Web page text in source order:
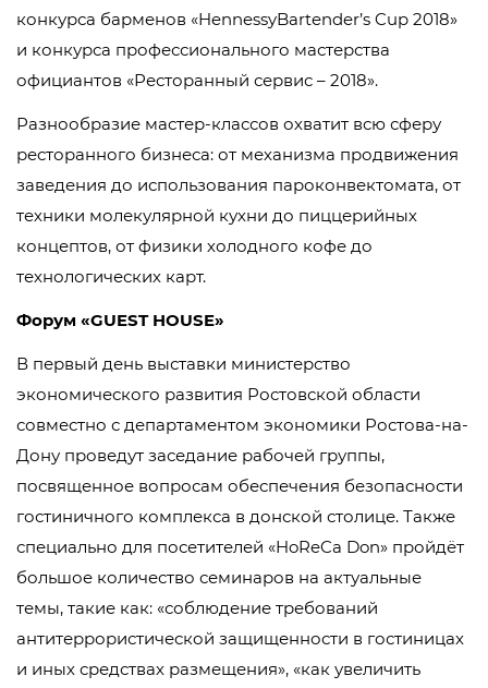
конкурса барменов «HennessyBartender’s Cup 2018»
и конкурса профессионального мастерства
официантов «Ресторанный сервис – 2018».
Разнообразие мастер-классов охватит всю сферу
ресторанного бизнеса: от механизма продвижения
заведения до использования пароконвектомата, от
техники молекулярной кухни до пиццерийных
концептов, от физики холодного кофе до
технологических карт.
Форум «GUEST HOUSE»
В первый день выставки министерство
экономического развития Ростовской области
совместно с департаментом экономики Ростова-на-
Дону проведут заседание рабочей группы,
посвященное вопросам обеспечения безопасности
гостиничного комплекса в донской столице. Также
специально для посетителей «HoReCa Don» пройдёт
большое количество семинаров на актуальные
темы, такие как: «соблюдение требований
антитеррористической защищенности в гостиницах
и иных средствах размещения», «как увеличить